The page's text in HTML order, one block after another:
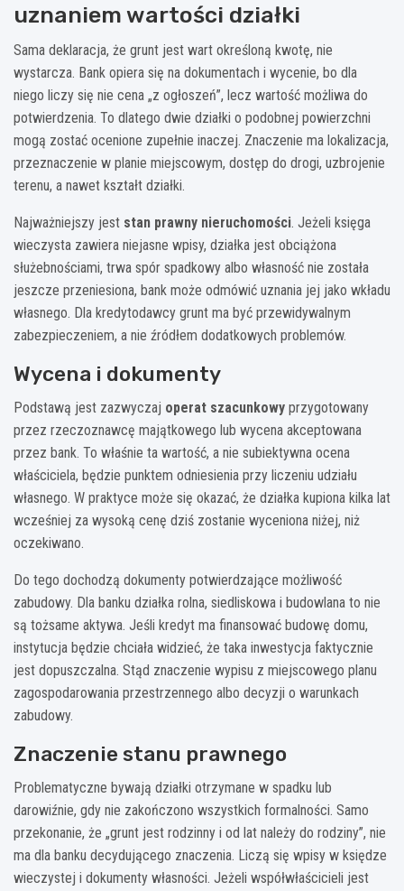
uznaniem wartości działki
Sama deklaracja, że grunt jest wart określoną kwotę, nie
wystarcza. Bank opiera się na dokumentach i wycenie, bo dla
niego liczy się nie cena „z ogłoszeń”, lecz wartość możliwa do
potwierdzenia. To dlatego dwie działki o podobnej powierzchni
mogą zostać ocenione zupełnie inaczej. Znaczenie ma lokalizacja,
przeznaczenie w planie miejscowym, dostęp do drogi, uzbrojenie
terenu, a nawet kształt działki.
Najważniejszy jest stan prawny nieruchomości. Jeżeli księga
wieczysta zawiera niejasne wpisy, działka jest obciążona
służebnościami, trwa spór spadkowy albo własność nie została
jeszcze przeniesiona, bank może odmówić uznania jej jako wkładu
własnego. Dla kredytodawcy grunt ma być przewidywalnym
zabezpieczeniem, a nie źródłem dodatkowych problemów.
Wycena i dokumenty
Podstawą jest zazwyczaj operat szacunkowy przygotowany
przez rzeczoznawcę majątkowego lub wycena akceptowana
przez bank. To właśnie ta wartość, a nie subiektywna ocena
właściciela, będzie punktem odniesienia przy liczeniu udziału
własnego. W praktyce może się okazać, że działka kupiona kilka lat
wcześniej za wysoką cenę dziś zostanie wyceniona niżej, niż
oczekiwano.
Do tego dochodzą dokumenty potwierdzające możliwość
zabudowy. Dla banku działka rolna, siedliskowa i budowlana to nie
są tożsame aktywa. Jeśli kredyt ma finansować budowę domu,
instytucja będzie chciała widzieć, że taka inwestycja faktycznie
jest dopuszczalna. Stąd znaczenie wypisu z miejscowego planu
zagospodarowania przestrzennego albo decyzji o warunkach
zabudowy.
Znaczenie stanu prawnego
Problematyczne bywają działki otrzymane w spadku lub
darowiźnie, gdy nie zakończono wszystkich formalności. Samo
przekonanie, że „grunt jest rodzinny i od lat należy do rodziny”, nie
ma dla banku decydującego znaczenia. Liczą się wpisy w księdze
wieczystej i dokumenty własności. Jeżeli współwłaścicieli jest